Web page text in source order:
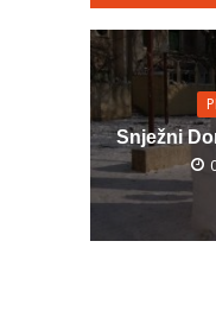
Snježni